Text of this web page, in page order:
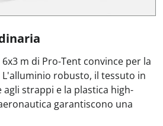
m di Pro-Tent convince per la
robusto, il tessuto in
strappi e la plastica high-
garantiscono una